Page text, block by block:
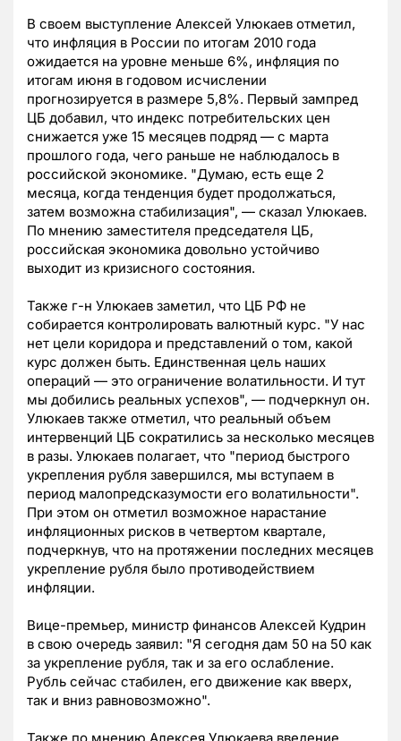
В своем выступление Алексей Улюкаев отметил,
что инфляция в России по итогам 2010 года
ожидается на уровне меньше 6%, инфляция по
итогам июня в годовом исчислении
прогнозируется в размере 5,8%. Первый зампред
ЦБ добавил, что индекс потребительских цен
снижается уже 15 месяцев подряд — с марта
прошлого года, чего раньше не наблюдалось в
российской экономике. "Думаю, есть еще 2
месяца, когда тенденция будет продолжаться,
затем возможна стабилизация", — сказал Улюкаев.
По мнению заместителя председателя ЦБ,
российская экономика довольно устойчиво
выходит из кризисного состояния.
Также г-н Улюкаев заметил, что ЦБ РФ не
собирается контролировать валютный курс. "У нас
нет цели коридора и представлений о том, какой
курс должен быть. Единственная цель наших
операций — это ограничение волатильности. И тут
мы добились реальных успехов", — подчеркнул он.
Улюкаев также отметил, что реальный объем
интервенций ЦБ сократились за несколько месяцев
в разы. Улюкаев полагает, что "период быстрого
укрепления рубля завершился, мы вступаем в
период малопредсказумости его волатильности".
При этом он отметил возможное нарастание
инфляционных рисков в четвертом квартале,
подчеркнув, что на протяжении последних месяцев
укрепление рубля было противодействием
инфляции.
Вице-премьер, министр финансов Алексей Кудрин
в свою очередь заявил: "Я сегодня дам 50 на 50 как
за укрепление рубля, так и за его ослабление.
Рубль сейчас стабилен, его движение как вверх,
так и вниз равновозможно".